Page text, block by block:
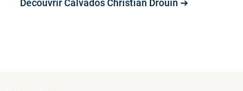
Découvrir Calvados Christian Drouin ➔